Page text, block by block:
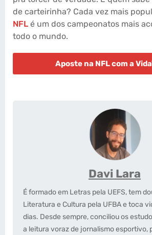
de carteirinha? Cada vez mais
NFL é um dos campeonatos mais
todo o mundo.
Aposte na NFL com a
Davi Lara
É formado em Letras pela UEFS, tem
Literatura e Cultura pela UFBA e toca
dias. Desde sempre, conciliou os
a leitura voraz de jornalismo esportivo,